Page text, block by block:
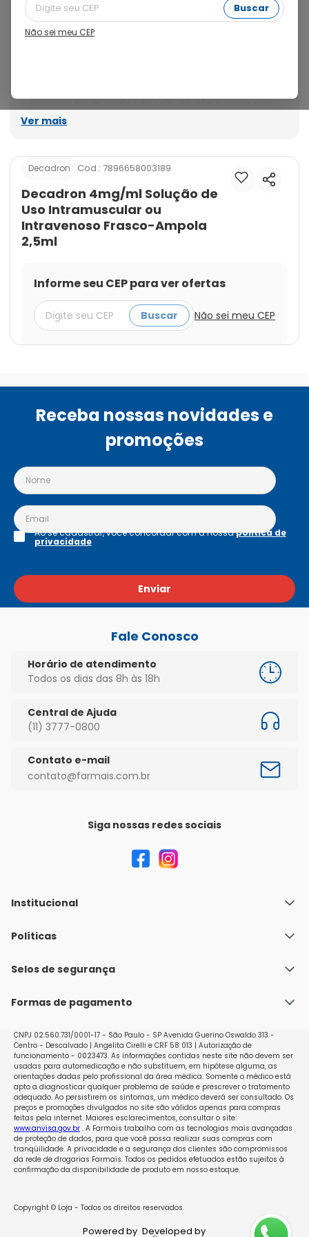
Buscar
Não sei meu CEP
Ver mais
Decadron Cod.: 7896658003189
Decadron 4mg/ml Solução de
Uso Intramuscular ou
Intravenoso Frasco-Ampola
2,5ml
Informe seu CEP para ver ofertas
Buscar Não sei meu CEP
Receba nossas novidades e
promoções
Enviar
Ao se cadastrar, você concordar com a nossapolítica de
privacidade
Fale Conosco
Horário de atendimento
Todos os dias das 8h às 18h
Central de Ajuda
(11) 3777-0800
Contato e-mail
contato@farmais.com.br
Siga nossas redes sociais
Institucional
Quem Somos
Nossas lojas
Políticas
Política de Envio
Políticas de Trocas e Devoluções
Selos de segurança
Formas de pagamento
CNPJ 02.560.731/0001-17 - São Paulo - SP Avenida Guerino Oswaldo 313 -
Centro - Descalvado | Angelita Cirelli e CRF 58 013 | Autorização de
funcionamento - 0023473. As informações contidas neste site não devem ser
usadas para automedicação e não substituem, em hipótese alguma, as
orientações dadas pelo profissional da área médica. Somente o médico está
apto a diagnosticar qualquer problema de saúde e prescrever o tratamento
adequado. Ao persistirem os sintomas, um médico deverá ser consultado. Os
preços e promoções divulgados no site são válidos apenas para compras
feitas pela internet. Maiores esclarecimentos, consultar o site:
www.anvisa.gov.br. A Farmais trabalha com as tecnologias mais avançadas
de proteção de dados, para que você possa realizar suas compras com
tranqüilidade. A privacidade e a segurança dos clientes são compromissos
da rede de drogarias Farmais. Todos os pedidos efetuados estão sujeitos à
confirmação da disponibilidade de produto em nosso estoque.
Copyright © Loja - Todos os direitos reservados.
Powered by Developed by